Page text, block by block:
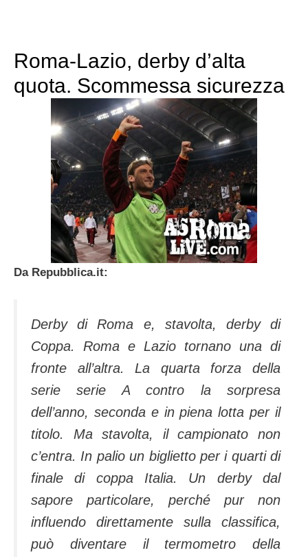
Roma-Lazio, derby d’alta
quota. Scommessa sicurezza
Da Repubblica.it:
Derby di Roma e, stavolta, derby di
Coppa. Roma e Lazio tornano una di
fronte all’altra. La quarta forza della
serie serie A contro la sorpresa
dell’anno, seconda e in piena lotta per il
titolo. Ma stavolta, il campionato non
c’entra. In palio un biglietto per i quarti di
finale di coppa Italia. Un derby dal
sapore particolare, perché pur non
influendo direttamente sulla classifica,
può diventare il termometro della